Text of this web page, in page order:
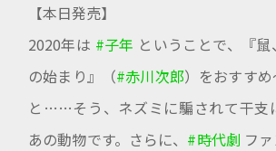
【本日発売】
2020年は #子年 ということで、『
の始まり』（#赤川次郎）をおすす
と……そう、ネズミに騙されて干支
あの動物です。さらに、 #時代劇 フ